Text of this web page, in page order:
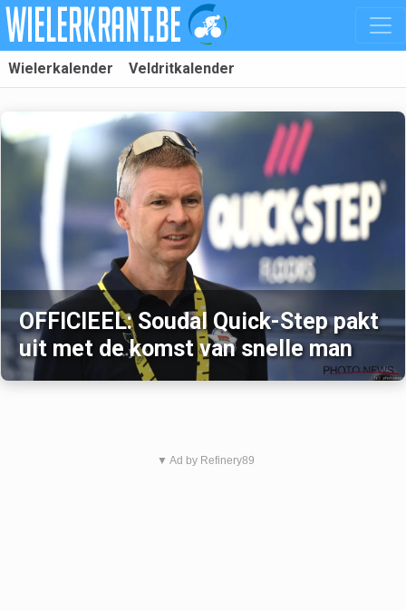
Wielerkalender Veldritkalender
OFFICIEEL: Soudal Quick-Step pakt
uit met de komst van snelle man
▼ Ad by Refinery89